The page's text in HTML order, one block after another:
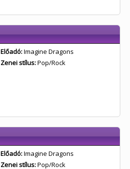
Előadó:Imagine Dragons
Zenei stílus:Pop/Rock
Előadó:Imagine Dragons
Zenei stílus:Pop/Rock